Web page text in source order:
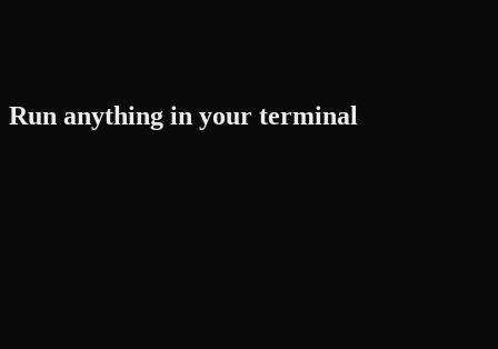
Run anything in your terminal